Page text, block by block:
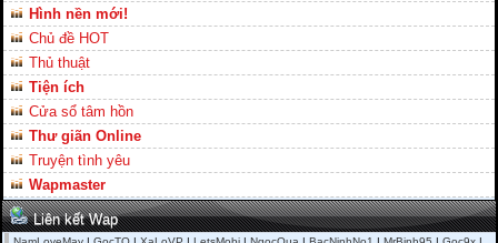
Hình nền mới!
Chủ đề HOT
Thủ thuật
Tiện ích
Cửa sổ tâm hồn
Thư giãn Online
Truyện tình yêu
Wapmaster
Liên kết Wap